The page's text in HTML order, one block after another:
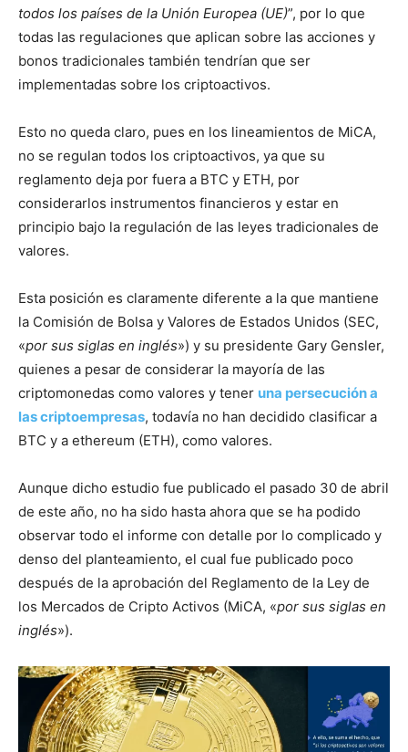
todos los países de la Unión Europea (UE)”, por lo que
todas las regulaciones que aplican sobre las acciones y
bonos tradicionales también tendrían que ser
implementadas sobre los criptoactivos.
Esto no queda claro, pues en los lineamientos de MiCA,
no se regulan todos los criptoactivos, ya que su
reglamento deja por fuera a BTC y ETH, por
considerarlos instrumentos financieros y estar en
principio bajo la regulación de las leyes tradicionales de
valores.
Esta posición es claramente diferente a la que mantiene
la Comisión de Bolsa y Valores de Estados Unidos (SEC,
«por sus siglas en inglés») y su presidente Gary Gensler,
quienes a pesar de considerar la mayoría de las
criptomonedas como valores y tener una persecución a
las criptoempresas, todavía no han decidido clasificar a
BTC y a ethereum (ETH), como valores.
Aunque dicho estudio fue publicado el pasado 30 de abril
de este año, no ha sido hasta ahora que se ha podido
observar todo el informe con detalle por lo complicado y
denso del planteamiento, el cual fue publicado poco
después de la aprobación del Reglamento de la Ley de
los Mercados de Cripto Activos (MiCA, «por sus siglas en
inglés»).